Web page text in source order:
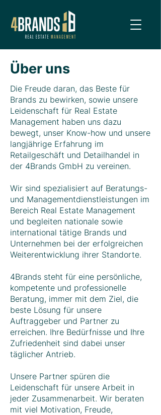
Über uns
Die Freude daran, das Beste für
Brands zu bewirken, sowie unsere
Leidenschaft für Real Estate
Management haben uns dazu
bewegt, unser Know-how und unsere
langjährige Erfahrung im
Retailgeschäft und Detailhandel in
der 4Brands GmbH zu vereinen.
Wir sind spezialisiert auf Beratungs-
und Managementdienstleistungen im
Bereich Real Estate Management
und begleiten nationale sowie
international tätige Brands und
Unternehmen bei der erfolgreichen
Weiterentwicklung ihrer Standorte.
4Brands steht für eine persönliche,
kompetente und professionelle
Beratung, immer mit dem Ziel, die
beste Lösung für unsere
Auftraggeber und Partner zu
erreichen. Ihre Bedürfnisse und Ihre
Zufriedenheit sind dabei unser
täglicher Antrieb.
Unsere Partner spüren die
Leidenschaft für unsere Arbeit in
jeder Zusammenarbeit. Wir beraten
mit viel Motivation, Freude,